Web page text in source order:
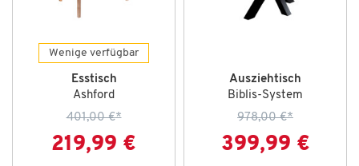
Wenige verfügbar
Esstisch
Ashford
401,00 €*
219,99 €
Ausziehtisch
Biblis-System
978,00 €*
399,99 €